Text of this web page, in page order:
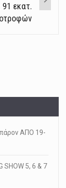
εκατ.
ΑΠΟ 19-
SHOW 5, 6 & 7